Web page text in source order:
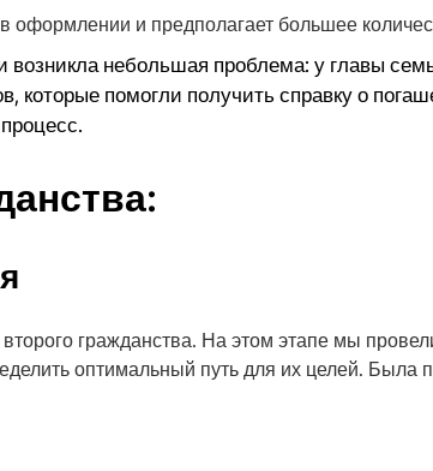
и предполагает большее
возникла небольшая проблема: у главы
которые помогли получить справку о
гражданства. На этом этапе мы
оптимальный путь для их целей. Была